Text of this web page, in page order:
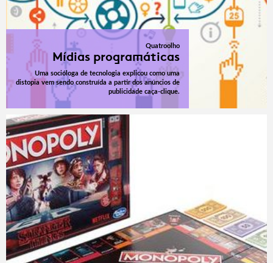
Quatroolho
Mídias programáticas
Uma socióloga de tecnologia explicou como uma
distopia vem sendo construída a partir dos anúncios de
publicidade caça-clique.